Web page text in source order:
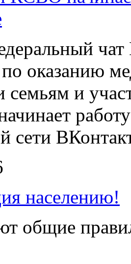
чат
оказанию
семьям и
сети
населению!
общие